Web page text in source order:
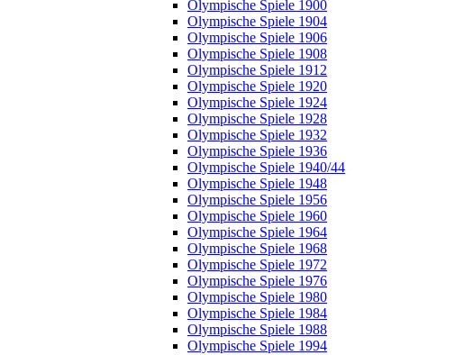
Olympische Spiele 1900
Olympische Spiele 1904
Olympische Spiele 1906
Olympische Spiele 1908
Olympische Spiele 1912
Olympische Spiele 1920
Olympische Spiele 1924
Olympische Spiele 1928
Olympische Spiele 1932
Olympische Spiele 1936
Olympische Spiele 1940/44
Olympische Spiele 1948
Olympische Spiele 1956
Olympische Spiele 1960
Olympische Spiele 1964
Olympische Spiele 1968
Olympische Spiele 1972
Olympische Spiele 1976
Olympische Spiele 1980
Olympische Spiele 1984
Olympische Spiele 1988
Olympische Spiele 1994